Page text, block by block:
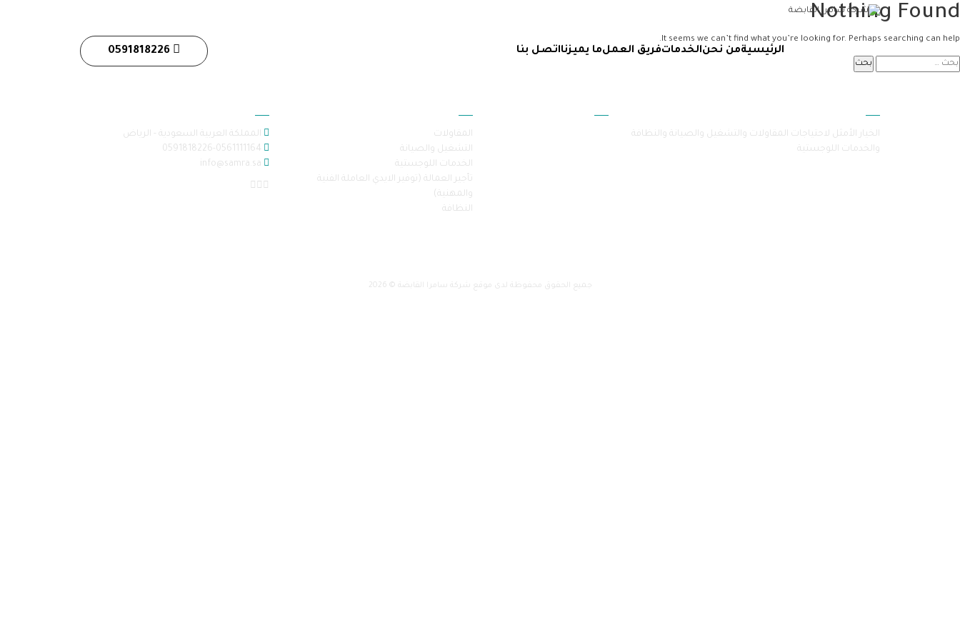
الرئيسيةمن نحنالخدماتفريق العملما يميزنااتصل بنا 0591818226
Nothing Found
It seems we can’t find what you’re looking for. Perhaps searching can help.
الخيار الأمثل لاحتياجات المقاولات والتشغيل والصيانة والنظافة
والخدمات اللوجستية
المقاولات
التشغيل والصيانة
الخدمات اللوجستية
تأجير العمالة (توفير الايدي العاملة الفنية
والمهنية)
النظافة
المملكة العربية السعودية - الرياض
info@samra.sa
جميع الحقوق محفوظة لدى موقع شركة سامرا القابضة © 2026